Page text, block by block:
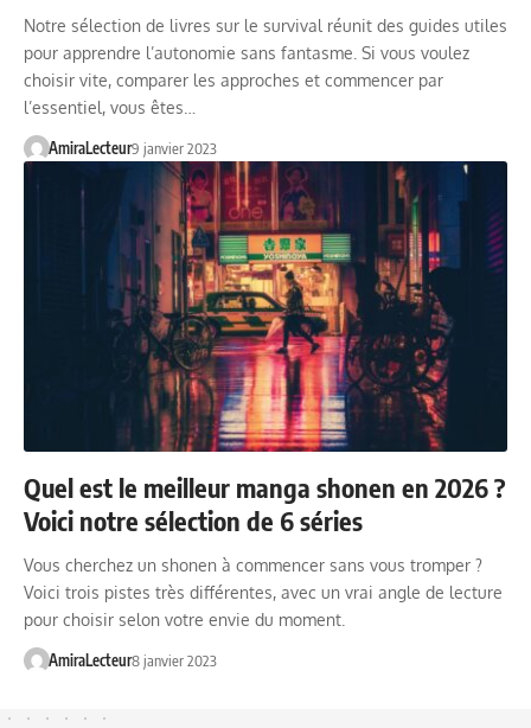
Notre sélection de livres sur le survival réunit des guides utiles
pour apprendre l’autonomie sans fantasme. Si vous voulez
choisir vite, comparer les approches et commencer par
l’essentiel, vous êtes…
AmiraLecteur9 janvier 2023
Quel est le meilleur manga shonen en 2026 ?
Voici notre sélection de 6 séries
Vous cherchez un shonen à commencer sans vous tromper ?
Voici trois pistes très différentes, avec un vrai angle de lecture
pour choisir selon votre envie du moment.
AmiraLecteur8 janvier 2023